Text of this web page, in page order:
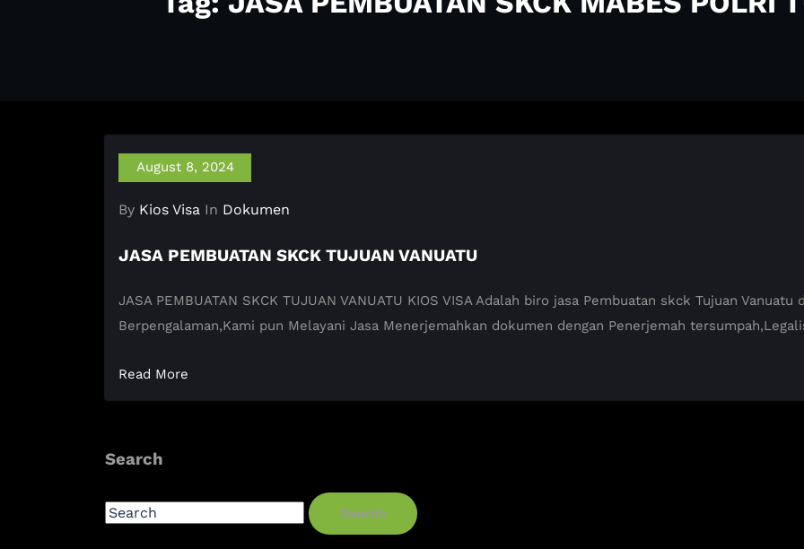
August 8, 2024
By Kios Visa In Dokumen
JASA PEMBUATAN SKCK TUJUAN VANUATU
JASA PEMBUATAN SKCK TUJUAN VANUATU KIOS VISA Adalah biro jasa Pembuatan skck Tujuan
Berpengalaman,Kami pun Melayani Jasa Menerjemahkan dokumen dengan Penerjemah
Read More
Search
Search